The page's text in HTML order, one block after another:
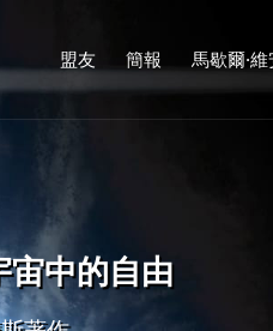
盟友 簡報 馬歇爾·
宙中的自由